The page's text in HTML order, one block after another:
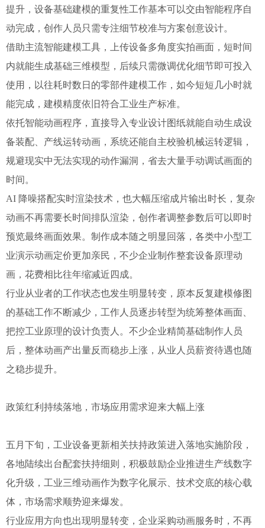
提升，设备基础建模的重复性工作基本可以交由智能程序自
动完成，创作人员只需专注细节校准与方案创意设计。
借助主流智能建模工具，上传设备多角度实拍画面，短时间
内就能生成基础三维模型，后续只需微调优化细节即可投入
使用，以往耗时数日的零部件建模工作，如今短短几小时就
能完成，建模精度依旧符合工业生产标准。
依托智能动画程序，直接导入专业设计图纸就能自动生成设
备装配、产线运转动画，系统还能自主校验机械运转逻辑，
规避现实中无法实现的动作漏洞，省去大量手动调试画面的
时间。
AI 降噪搭配实时渲染技术，也大幅压缩成片输出时长，复杂
动画不再需要长时间排队渲染，创作者调整参数后可以即时
预览最终画面效果。制作成本随之明显回落，各类中小型工
业演示动画定价更加亲民，不少企业制作整套设备原理动
画，花费相比往年缩减近四成。
行业从业者的工作状态也发生明显转变，原本反复建模修图
的基础工作不断减少，工作人员逐步转型为统筹整体画面、
把控工业原理的设计负责人。不少企业精简基础制作人员
后，整体动画产出量反而稳步上涨，从业人员薪资待遇也随
之稳步提升。
政策红利持续落地，市场应用需求迎来大幅上涨
五月下旬，工业设备更新相关扶持政策进入落地实施阶段，
各地陆续出台配套扶持细则，积极鼓励企业推进生产线数字
化升级，工业三维动画作为数字化展示、技术交底的核心载
体，市场需求顺势迎来爆发。
行业应用方向也出现明显转变，企业采购动画服务时，不再